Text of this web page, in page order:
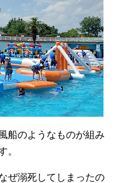
船のようなものが組み
。
ぜ溺死してしまったの